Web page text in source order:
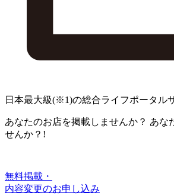
日本最大級(※1)の総合ライフポータル
あなたのお店を掲載しませんか？ あな
せんか？!
無料掲載・
内容変更のお申し込み